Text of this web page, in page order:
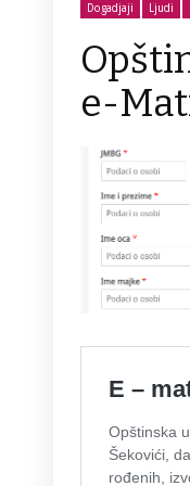
Dogadjaji Ljudi
e-